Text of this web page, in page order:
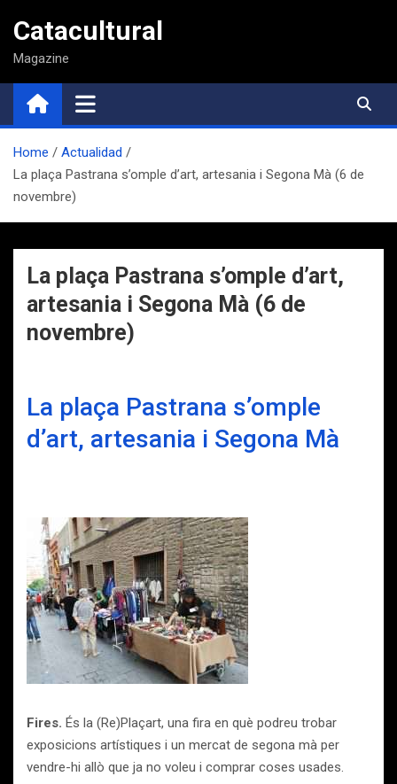
contenido
Catacultural
Magazine
Home
Actualidad
La plaça Pastrana s’omple d’art, artesania i Segona Mà (6 de
novembre)
La plaça Pastrana s’omple d’art,
artesania i Segona Mà (6 de
novembre)
La plaça Pastrana s’omple
d’art, artesania i Segona Mà
Fires. És la (Re)Plaçart, una fira en què podreu trobar
exposicions artístiques i un mercat de segona mà per
vendre-hi allò que ja no voleu i comprar coses usades.